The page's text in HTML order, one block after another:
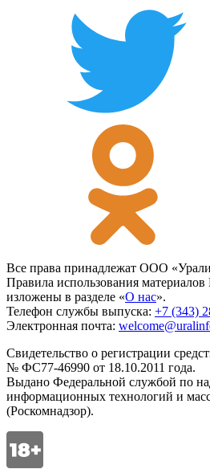
Все права принадлежат ООО
Правила использования
изложены в разделе «О нас».
Телефон службы выпуска: +7 (343)
Электронная почта:
Свидетельство о регистрации
№ ФС77-46990 от 18.10.2011 года.
Выдано Федеральной службой по
информационных технологий и
(Роскомнадзор).